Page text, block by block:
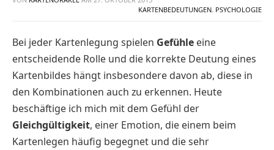
KARTENBEDEUTUNGEN, PSYCHOLOGIE
Bei jeder Kartenlegung spielen Gefühle eine
entscheidende Rolle und die korrekte Deutung eines
Kartenbildes hängt insbesondere davon ab, diese in
den Kombinationen auch zu erkennen. Heute
beschäftige ich mich mit dem Gefühl der
Gleichgültigkeit, einer Emotion, die einem beim
Kartenlegen häufig begegnet und die sehr